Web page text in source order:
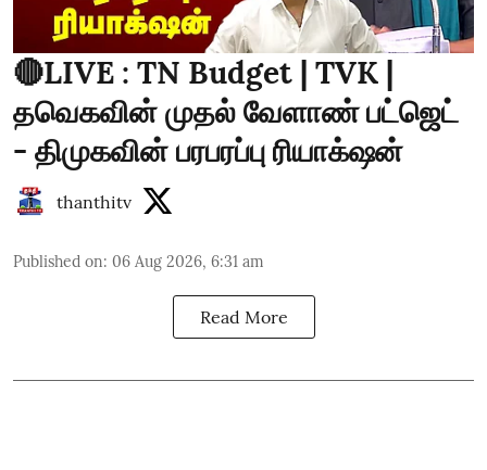
🔴LIVE : TN Budget | TVK |
தவெகவின் முதல் வேளாண் பட்ஜெட்
- திமுகவின் பரபரப்பு ரியாக்‌ஷன்
thanthitv
Published on: 06 Aug 2026, 6:31 am
Read More